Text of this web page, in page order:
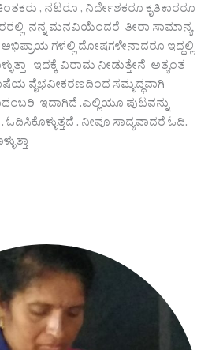
, ನಟರೂ , ನಿರ್ದೇಶಕರೂ ಕೃತಿಕಾರರೂ
ನನ್ನ ಮನವಿಯೆಂದರೆ ತೀರಾ ಸಾಮಾನ್ಯ
ಗಳಲ್ಲಿ ದೋಷಗಳೇನಾದರೂ ಇದ್ದಲ್ಲಿ
ಇದಕ್ಕೆ ವಿರಾಮ ನೀಡುತ್ತೇನೆ ಅತ್ಯಂತ
ವೈಭವೀಕರಣದಿಂದ ಸಮೃದ್ಧವಾಗಿ
ಇದಾಗಿದೆ .ಎಲ್ಲಿಯೂ ಪುಟವನ್ನು
. ನೀವೂ ಸಾದ್ಯವಾದರೆ ಓದಿ.